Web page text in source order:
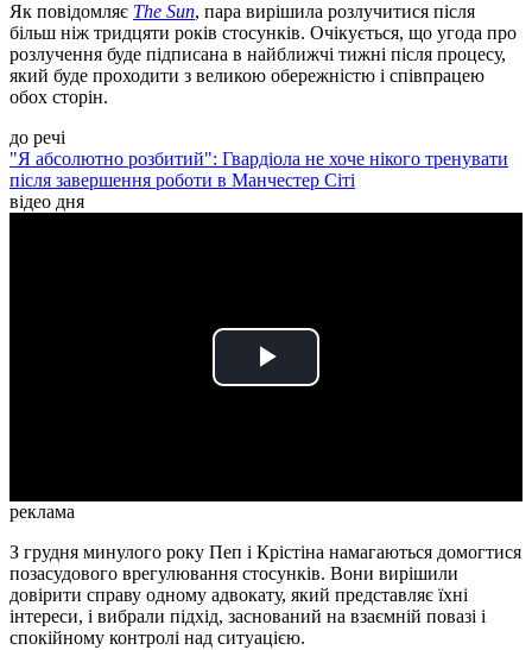
Як повідомляє The Sun, пара вирішила розлучитися після
більш ніж тридцяти років стосунків. Очікується, що угода про
розлучення буде підписана в найближчі тижні після процесу,
який буде проходити з великою обережністю і співпрацею
обох сторін.
до речі
"Я абсолютно розбитий": Гвардіола не хоче нікого тренувати
після завершення роботи в Манчестер Сіті
відео дня
Play
реклама
З грудня минулого року Пеп і Крістіна намагаються домогтися
позасудового врегулювання стосунків. Вони вирішили
довірити справу одному адвокату, який представляє їхні
інтереси, і вибрали підхід, заснований на взаємній повазі і
спокійному контролі над ситуацією.